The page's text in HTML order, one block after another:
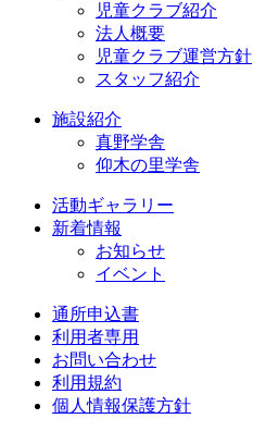
児童クラブ紹介
法人概要
児童クラブ運営方針
スタッフ紹介
施設紹介
真野学舎
仰木の里学舎
活動ギャラリー
新着情報
お知らせ
イベント
通所申込書
利用者専用
お問い合わせ
利用規約
個人情報保護方針